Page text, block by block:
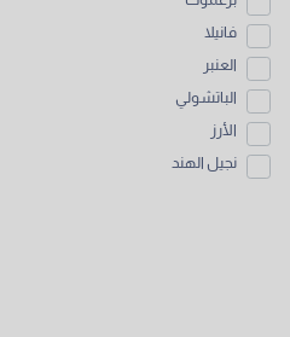
فانيلا
العنبر
الباتشولي
الأرز
نجيل الهند